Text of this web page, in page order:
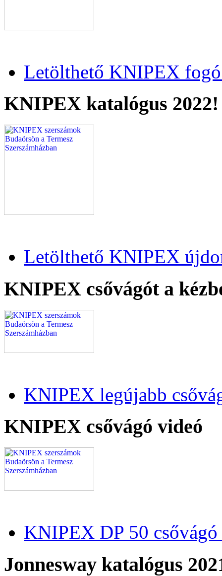
Letölthető KNIPEX fogó
KNIPEX katalógus 2022!
Letölthető KNIPEX
KNIPEX csővágót a
KNIPEX legújabb
KNIPEX csővágó videó
KNIPEX DP 50
Jonnesway katalógus